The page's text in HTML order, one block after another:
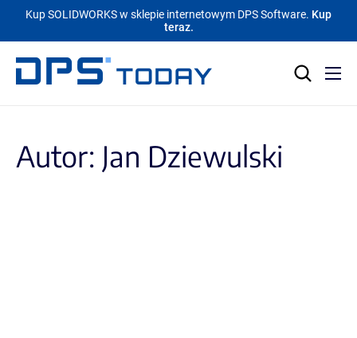
Kup SOLIDWORKS w sklepie internetowym DPS Software. Kup
teraz.
Autor: Jan Dziewulski